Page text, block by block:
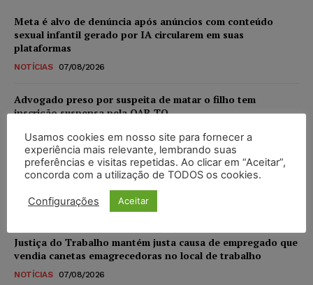
Meta é alvo de denúncia após anúncios com conteúdo
sexual infantil gerado por IA circularem em suas
plataformas
NOTÍCIAS 07/08/2026
Advogado preso por suspeita de matar o filho tem
inscrição suspensa pela OAB-TO
NOTÍCIAS 07/08/2026
STF amplia isenção de IBS e CBS na compra de veículos
novos para pessoas com deficiência e autistas de todos os
DIREITO TRIBUTÁRIO 07/08/2026
Justiça do Trabalho mantém justa causa de empregado que
vendia canetas emagrecedoras no local de trabalho
NOTÍCIAS 07/08/2026
Usamos cookies em nosso site para fornecer a
experiência mais relevante, lembrando suas
preferências e visitas repetidas. Ao clicar em “Aceitar”,
concorda com a utilização de TODOS os cookies.
Configurações Aceitar